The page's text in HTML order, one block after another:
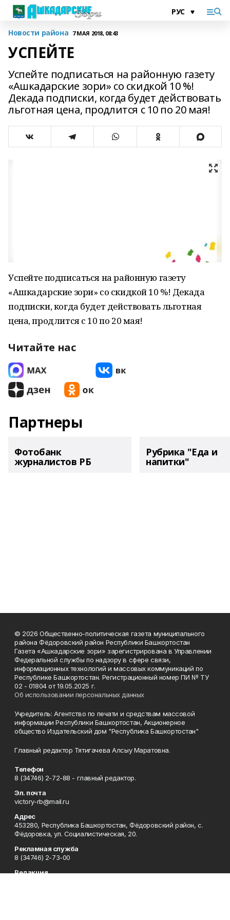
Новости района 7 МАЯ 2018, 08:43
УСПЕЙТЕ
Успейте подписаться на районную газету
«Ашкадарские зори» со скидкой 10 %!
Декада подписки, когда будет действовать
льготная цена, продлится с 10 по 20 мая!
Успейте подписаться на районную газету
«Ашкадарские зори» со скидкой 10 %! Декада
подписки, когда будет действовать льготная
цена, продлится с 10 по 20 мая!
Читайте нас
Партнеры
Фотобанк
журналистов РБ
Рубрика "Еда и
напитки"
© 2026 Общественно-политическая газета муниципального
района Фёдоровский район Республики Башкортостан
Газета «Ашкадарские зори» зарегистрирована в Управлении
Федеральной службы по надзору в сфере связи,
информационных технологий и массовых коммуникаций по
Республике Башкортостан. Регистрационный номер ПИ № ТУ
02 - 01804 от 19.05.2025 г.
Об использовании персональных данных
Учредитель: Агентство по печати и средствам массовой
информации Республики Башкортостан, Акционерное
общество Издательский дом "Республика Башкортостан"
Главный редактор Тятигачева Алсыу Маратовна.
Телефон
8 (34746) 2-72-88 - главный редактор.
Эл. почта
victory-rb@mail.ru
Адрес
453280, Республика Башкортостан, Фёдоровский район, с.
Фёдоровка, ул. Социалистическая, 20.
Рекламная служба
8 (34746) 2-73-00
Редакция